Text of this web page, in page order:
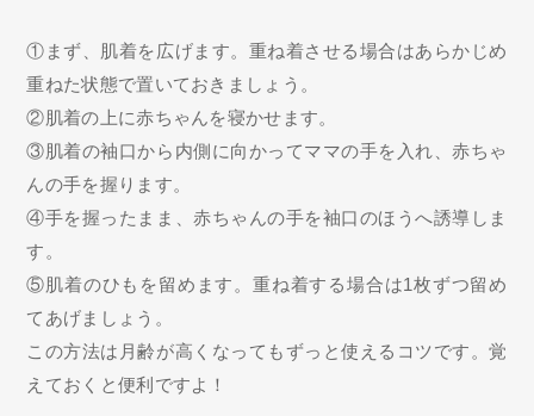
①まず、肌着を広げます。重ね着させる場合はあらかじめ
重ねた状態で置いておきましょう。
②肌着の上に赤ちゃんを寝かせます。
③肌着の袖口から内側に向かってママの手を入れ、赤ちゃ
んの手を握ります。
④手を握ったまま、赤ちゃんの手を袖口のほうへ誘導しま
す。
⑤肌着のひもを留めます。重ね着する場合は1枚ずつ留め
てあげましょう。
この方法は月齢が高くなってもずっと使えるコツです。覚
えておくと便利ですよ！